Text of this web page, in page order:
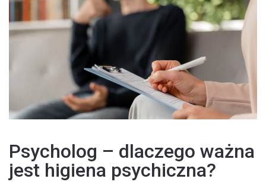
Psycholog – dlaczego ważna
jest higiena psychiczna?